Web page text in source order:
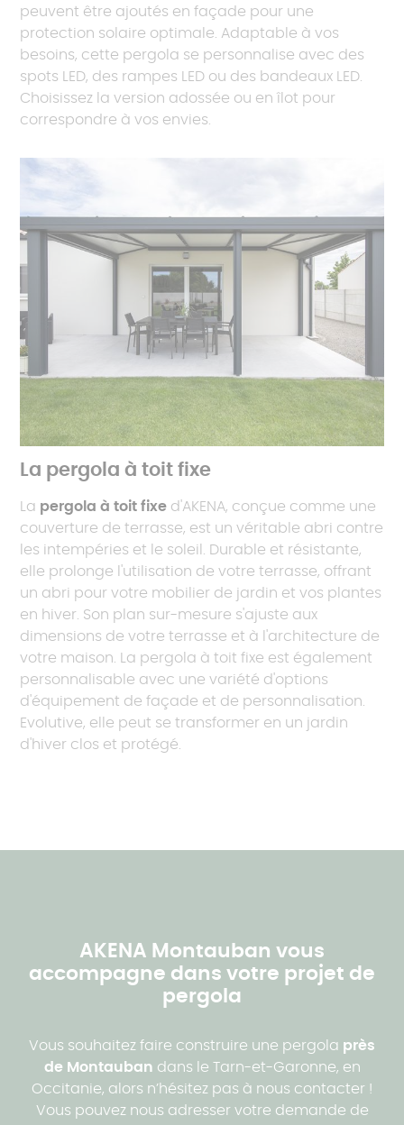
peuvent être ajoutés en façade pour une
protection solaire optimale. Adaptable à vos
besoins, cette pergola se personnalise avec des
spots LED, des rampes LED ou des bandeaux LED.
Choisissez la version adossée ou en îlot pour
correspondre à vos envies.
La pergola à toit fixe
La pergola à toit fixe d'AKENA, conçue comme une
couverture de terrasse, est un véritable abri contre
les intempéries et le soleil. Durable et résistante,
elle prolonge l'utilisation de votre terrasse, offrant
un abri pour votre mobilier de jardin et vos plantes
en hiver. Son plan sur-mesure s'ajuste aux
dimensions de votre terrasse et à l'architecture de
votre maison. La pergola à toit fixe est également
personnalisable avec une variété d'options
d'équipement de façade et de personnalisation.
Evolutive, elle peut se transformer en un jardin
d'hiver clos et protégé.
AKENA Montauban vous
accompagne dans votre projet de
pergola
Vous souhaitez faire construire une pergola près
de Montauban dans le Tarn-et-Garonne, en
Occitanie, alors n’hésitez pas à nous contacter !
Vous pouvez nous adresser votre demande de